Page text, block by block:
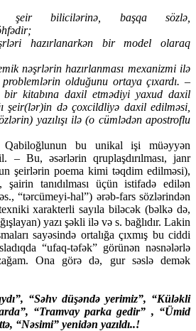
şeir bilicilərinə, başqa sözlə,
hazırlanarkən bir model olaraq
nəşrlərin hazırlanması mexanizmi ilə
olduğunu ortaya çıxardı. –
kitabına daxil etmədiyi yaxud daxil
şeir(lər)in də çoxcildliyə daxil edilməsi,
yazılışı ilə (o cümlədən apostroflu
Qabiloğlunun bu unikal işi müəyyən
– Bu, əsərlərin qruplaşdırılması, janr
şeirlərin poema kimi təqdim edilməsi),
şairin tanıdılması üçün istifadə edilən
“tərcümeyi-hal”) ərəb-fars sözlərindən
xarakterli sayıla biləcək (bəlkə də,
yazı şəkli ilə və s. bağlıdır. Lakin
sayəsində ortalığa çıxmış bu ciddi
“ufaq-təfək” görünən nəsnələrlə
Ona görə də, gur səslə demək
“Səhv düşəndə yerimiz”, “Küləkli
“Tramvay parka gedir” , “Ümid
“Nəsimi” yenidən yazıldı..!